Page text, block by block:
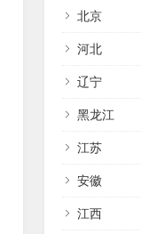
北京
河北
辽宁
黑龙江
江苏
安徽
江西